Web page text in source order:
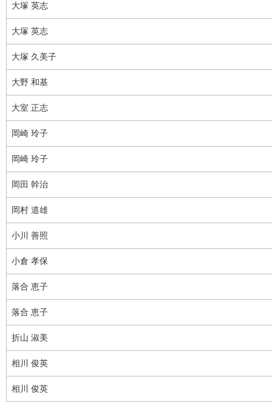
大塚 英志
大塚 英志
大塚 久美子
大野 和基
大室 正志
岡崎 玲子
岡崎 玲子
岡田 幹治
岡村 道雄
小川 善照
小倉 孝保
落合 恵子
落合 恵子
折山 淑美
相川 俊英
相川 俊英